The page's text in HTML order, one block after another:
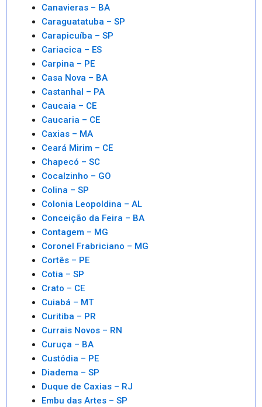
Canavieras – BA
Caraguatatuba – SP
Carapicuíba – SP
Cariacica – ES
Carpina – PE
Casa Nova – BA
Castanhal – PA
Caucaia – CE
Caucaria – CE
Caxias – MA
Ceará Mirim – CE
Chapecó – SC
Cocalzinho – GO
Colina – SP
Colonia Leopoldina – AL
Conceição da Feira – BA
Contagem – MG
Coronel Frabriciano – MG
Cortês – PE
Cotia – SP
Crato – CE
Cuiabá – MT
Curitiba – PR
Currais Novos – RN
Curuça – BA
Custódia – PE
Diadema – SP
Duque de Caxias – RJ
Embu das Artes – SP